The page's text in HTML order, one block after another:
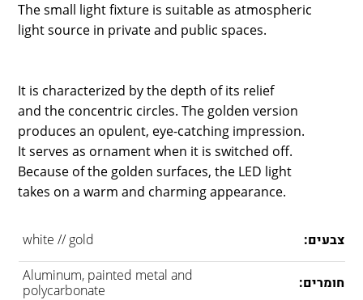
The small light fixture is suitable as atmospheric
light source in private and public spaces.
It is characterized by the depth of its relief
and the concentric circles. The golden version
produces an opulent, eye-catching impression.
It serves as ornament when it is switched off.
Because of the golden surfaces, the LED light
takes on a warm and charming appearance.
צבעים: white // gold
חומרים:
Aluminum, painted metal and
polycarbonate